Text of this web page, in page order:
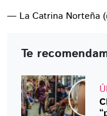
— La Catrina Norteña
Te